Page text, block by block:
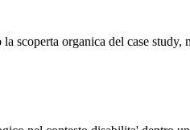
scoperta organica del case